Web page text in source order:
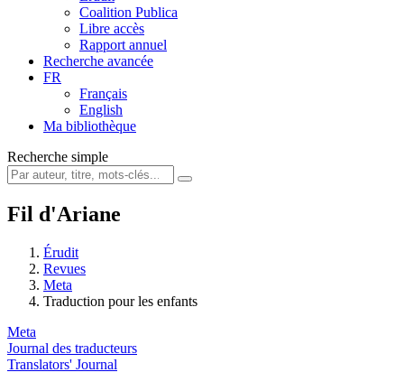
Coalition Publica
Libre accès
Rapport annuel
Recherche avancée
FR
Français
English
Ma bibliothèque
Recherche simple
Fil d'Ariane
Érudit
Revues
Meta
Traduction pour les enfants
Meta
Journal des traducteurs
Translators' Journal